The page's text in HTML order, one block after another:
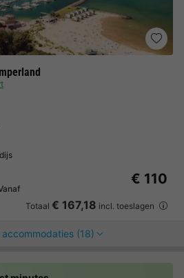
€ 110
Totaal € 167,18 incl. toeslagen
accommodaties (18)